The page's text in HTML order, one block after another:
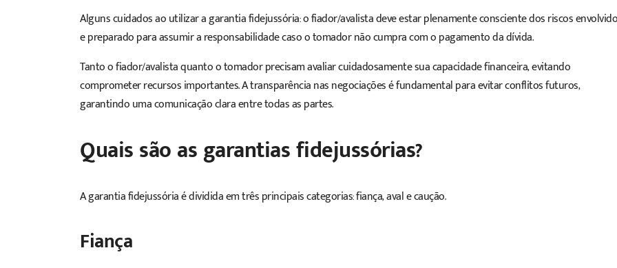
Alguns cuidados ao utilizar a garantia fidejussória: o fiador/avalista deve estar plenamente consciente dos riscos
e preparado para assumir a responsabilidade caso o tomador não cumpra com o pagamento da dívida.
Tanto o fiador/avalista quanto o tomador precisam avaliar cuidadosamente sua capacidade financeira, evitando
comprometer recursos importantes. A transparência nas negociações é fundamental para evitar conflitos futuros,
garantindo uma comunicação clara entre todas as partes.
Quais são as garantias fidejussórias?
A garantia fidejussória é dividida em três principais categorias: fiança, aval e caução.
Fiança